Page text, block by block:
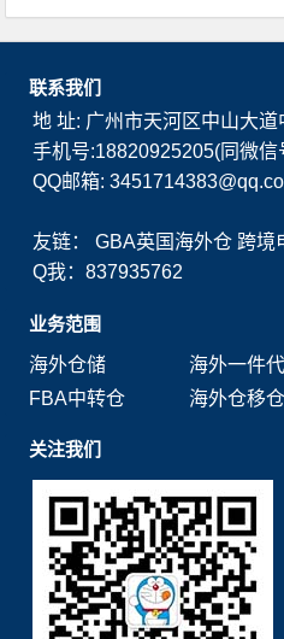
联系我们
地 址: 广州市天河区中山大
手机号:18820925205(同微信
QQ邮箱:
友链：GBA英国海外仓 跨境
Q我：837935762
业务范围
海外仓储
海外一件
FBA中转仓
海外仓移
关注我们